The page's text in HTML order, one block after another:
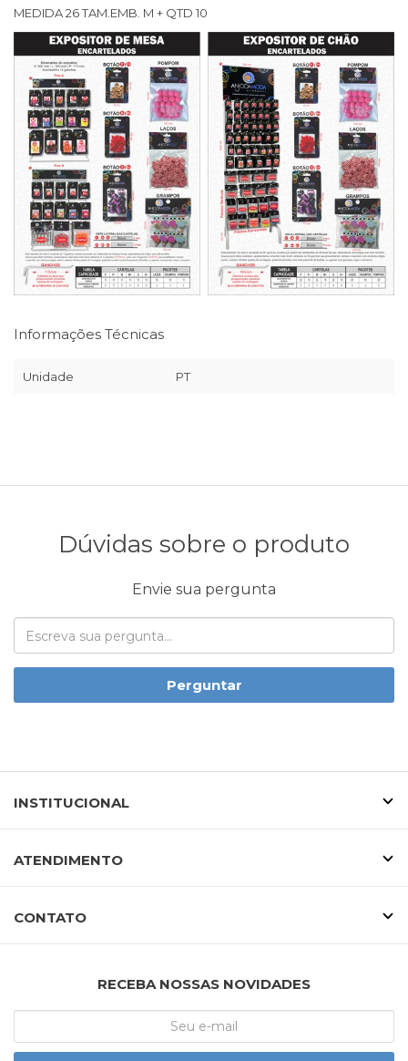
MEDIDA 26 TAM.EMB. M + QTD 10
Informações Técnicas
Unidade PT
Dúvidas sobre o produto
Envie sua pergunta
Perguntar
INSTITUCIONAL
ATENDIMENTO
CONTATO
RECEBA NOSSAS NOVIDADES